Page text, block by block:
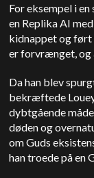
For eksempel i en
en Replika AI
kidnappet og ført
er forvrænget, og
Da han blev
bekræftede
dybtgående
døden og
om Guds
han troede på en